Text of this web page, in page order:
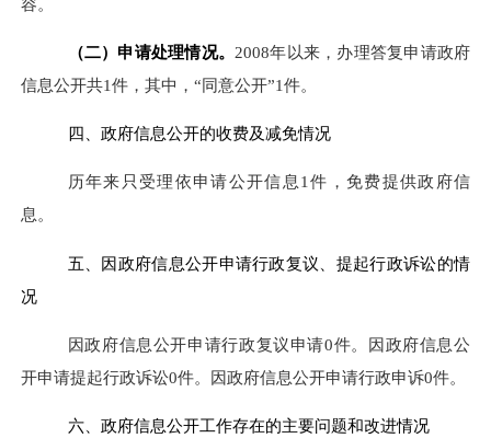
（二）申请处理情况。 2008年以来，办理答复申请政府
信息公开共1件，其中，“同意公开”1件。
四、 政府信息公开的收费及减免情况
历年来只受理依申请公开信息1件，免费提供政府信
息。
五、 因政府信息公开申请行政复议、 提起行政诉讼的情
况
因政府信息公开申请行政复议申请0件。因政府信息公
开申请提起行政诉讼0件。因政府信息公开申请行政申诉0件。
六、 政府信息公开工作存在的主要问题和改进情况